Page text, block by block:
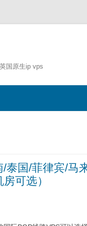
国原生ip vps
文
泰国/菲律宾/马
可选）